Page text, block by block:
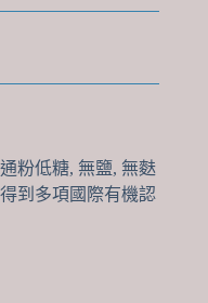
粉低糖, 無鹽, 無麩
到多項國際有機認